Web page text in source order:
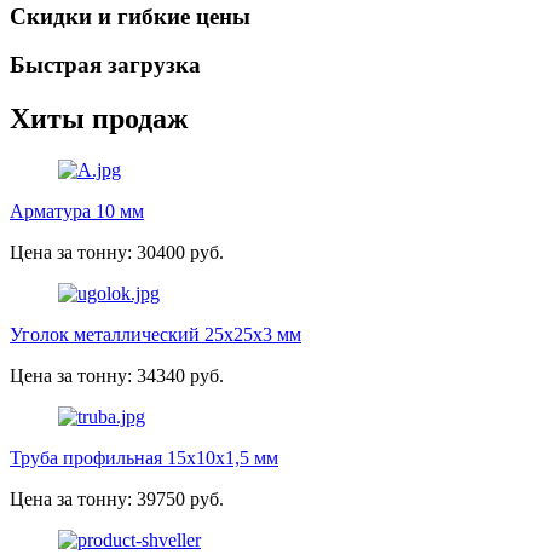
Скидки и гибкие цены
Быстрая загрузка
Хиты продаж
Арматура 10 мм
Цена за тонну: 30400 руб.
Уголок металлический 25х25х3 мм
Цена за тонну: 34340 руб.
Труба профильная 15х10х1,5 мм
Цена за тонну: 39750 руб.